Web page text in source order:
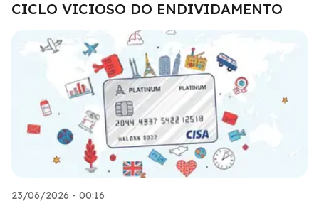
CICLO VICIOSO DO ENDIVIDAMENTO
23/06/2026 - 00:16